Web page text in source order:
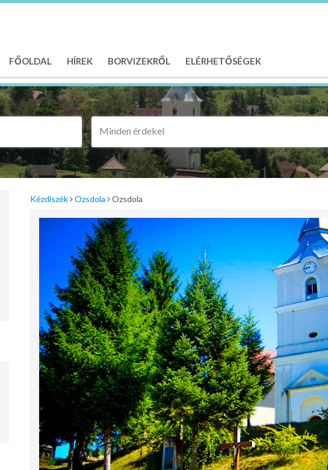
FŐOLDAL HÍREK BORVIZEKRŐL ELÉRHETŐSÉGEK
Minden érdekel
Kézdiszék Ozsdola Ozsdola